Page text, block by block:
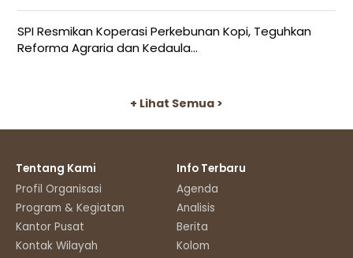
SPI Resmikan Koperasi Perkebunan Kopi, Teguhkan
Reforma Agraria dan Kedaula...
+ Lihat Semua >
Tentang Kami
Profil Organisasi
Program & Kegiatan
Kantor Pusat
Kontak Wilayah
Info Terbaru
Agenda
Analisis
Berita
Kolom